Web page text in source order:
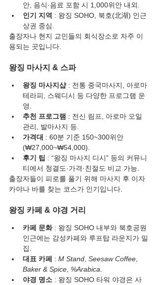
안, 음식·음료 포함 시 1,000위안 내외.
인기 지역 : 왕징 SOHO, 북호(北湖) 인근
상권 중심.
출장자나 현지 교민들의 회식장소로 자주 이
용되는 곳입니다.
왕징 마사지 & 스파
왕징 마사지샵 : 전통 중국마사지, 아로마
테라피, 스웨디시 등 다양한 프로그램 운
영.
추천 프로그램 : 전신 림프, 아로마 오일
관리, 발마사지 등.
가격대 : 60분 기준 150~300위안
(₩27,000~₩54,000).
후기 팁 : “왕징 마사지 디시” 등의 커뮤니
티에서 청결도·가격·친절도 비교 가능.
출장자들이 피로를 풀기 위해 마사지 후 이자
카야나 바를 찾는 코스가 인기입니다.
왕징 카페 & 야경 거리
카페 문화 : 왕징 SOHO 내부와 북호공원
인근에는 감성카페와 루프탑 라운지가 밀
집.
대표 카페 : M Stand Seesaw Coffee
Baker & Spice %Arabica
야경 명소 : 왕징 SOHO 타워 야경은 사